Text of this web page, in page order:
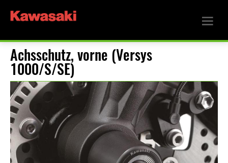
Achsschutz, vorne (Versys
1000/S/SE)